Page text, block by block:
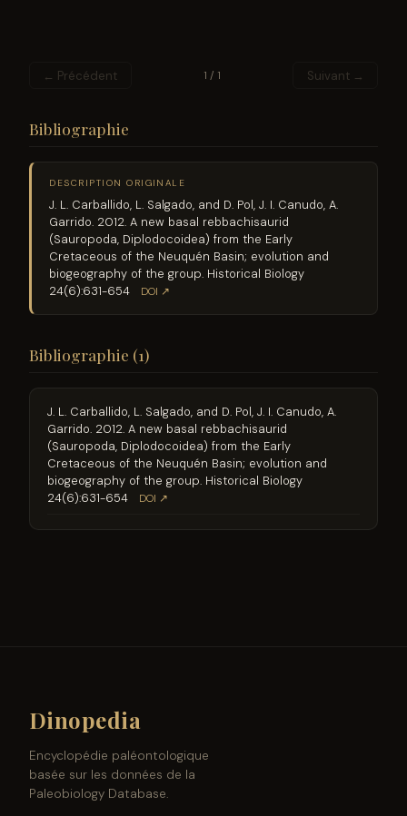
← Précédent 1 / 1 Suivant →
Bibliographie
DESCRIPTION ORIGINALE
J. L. Carballido, L. Salgado, and D. Pol, J. I. Canudo, A.
Garrido. 2012. A new basal rebbachisaurid
(Sauropoda, Diplodocoidea) from the Early
Cretaceous of the Neuquén Basin; evolution and
biogeography of the group. Historical Biology
24(6):631-654
DOI ↗
Bibliographie (1)
J. L. Carballido, L. Salgado, and D. Pol, J. I. Canudo, A.
Garrido. 2012. A new basal rebbachisaurid
(Sauropoda, Diplodocoidea) from the Early
Cretaceous of the Neuquén Basin; evolution and
biogeography of the group. Historical Biology
24(6):631-654
DOI ↗
Dinopedia
Encyclopédie paléontologique
basée sur les données de la
Paleobiology Database.